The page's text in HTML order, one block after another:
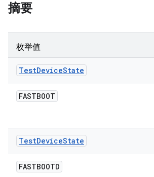
摘要
枚举值
TestDeviceState
FASTBOOT
TestDeviceState
FASTBOOTD